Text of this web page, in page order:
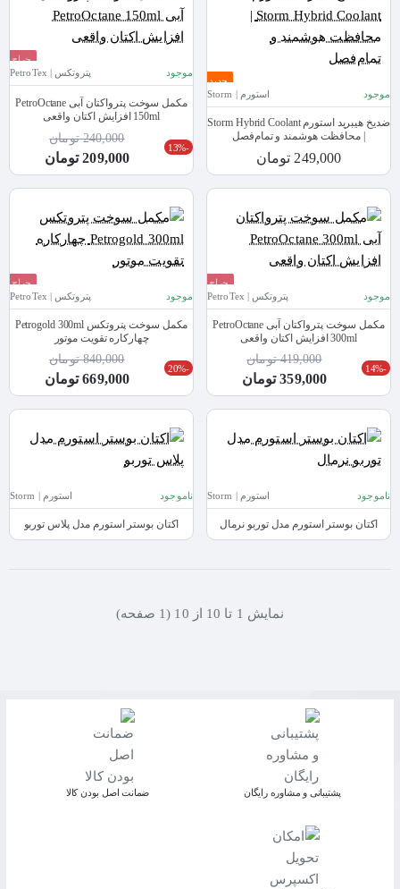
جدید
موجود
استورم | Storm
ضدیخ هیبرید استورم Storm Hybrid Coolant
| محافظت هوشمند و تمام‌فصل
249,000 تومان
حراج
جدید
موجود پتروتکس | PetroTex
مکمل سوخت پترواکتان آبی PetroOctane
150ml افزایش اکتان واقعی
-13%
209,000 تومان
240,000 تومان
حراج
جدید
موجود پتروتکس | PetroTex
مکمل سوخت پترواکتان آبی PetroOctane
300ml افزایش اکتان واقعی
-14%
359,000 تومان
419,000 تومان
حراج
جدید
موجود پتروتکس | PetroTex
مکمل سوخت پتروتکس Petrogold 300ml
چهارکاره تقویت موتور
-20%
669,000 تومان
840,000 تومان
ناموجود استورم | Storm
اکتان بوستر استورم مدل توربو نرمال
ناموجود استورم | Storm
اکتان بوستر استورم مدل پلاس توربو
نمايش 1 تا 10 از 10 (1 صفحه)
پشتیبانی و مشاوره رایگان ﺿﻤﺎﻧﺖ اﺻﻞ ﺑﻮدن ﮐﺎﻟﺎ